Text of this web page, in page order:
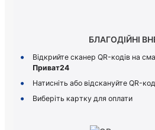
БЛАГОДІЙНІ
Відкрийте сканер QR-кодів на
Приват24
Натисніть або відскануйте QR-код
Виберіть картку для оплати